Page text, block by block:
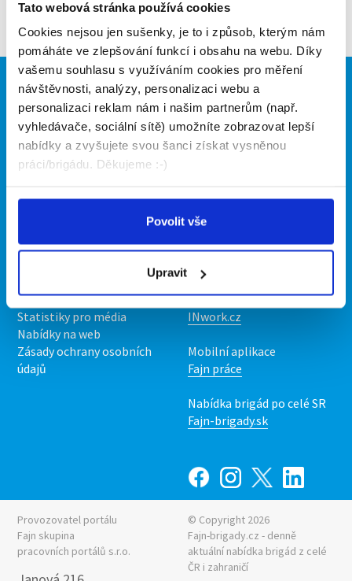
Tato webová stránka používá cookies
Cookies nejsou jen sušenky, je to i způsob, kterým nám
pomáháte ve zlepšování funkcí i obsahu na webu. Díky
vašemu souhlasu s využíváním cookies pro měření
návštěvnosti, analýzy, personalizaci webu a
personalizaci reklam nám i našim partnerům (např.
vyhledávače, sociální sítě) umožníte zobrazovat lepší
nabídky a zvyšujete svou šanci získat vysněnou
práci/brigádu. Děkujeme :-)
Povolit vše
Upravit
Zpět
Brigádníci
Články
Hledané brigády
Firmy
Vložit inzerát
Ceník
Kontakt
Upravit předvolby cookies
Statistiky pro média
Nabídky na web
Zásady ochrany osobních
údajů
Naše další projekty
Mobilní aplikace
Nabídka práce z celé ČR
INwork.cz
Mobilní aplikace
Fajn práce
Nabídka brigád po celé SR
Fajn-brigady.sk
Provozovatel portálu
Fajn skupina
pracovních portálů s.r.o.
© Copyright 2026
Fajn-brigady.cz - denně
aktuální nabídka brigád z celé
ČR i zahraničí